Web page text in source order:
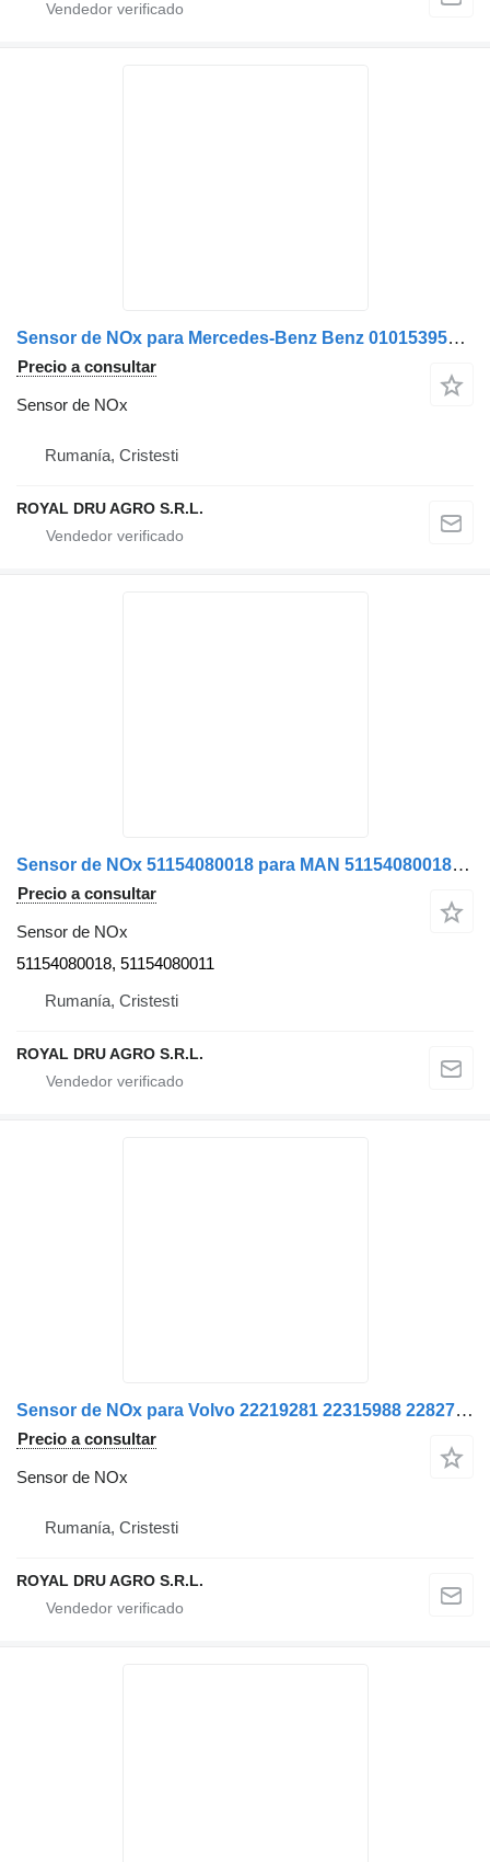
Sensor de NOx para Mercedes-Benz Benz 0101539528 / 0091530028 / A0091530028 / A0101539528 camión
Precio a consultar
Sensor de NOx
Rumanía, Cristesti
ROYAL DRU AGRO S.R.L.
Sensor de NOx 51154080018 para MAN 51154080018 / 51154080011 camión
Precio a consultar
Sensor de NOx
51154080018, 51154080011
Rumanía, Cristesti
ROYAL DRU AGRO S.R.L.
Sensor de NOx para Volvo 22219281 22315988 22827991 21531797 7422315988 7422219281 7422827991 85023779 85029779 camión
Precio a consultar
Sensor de NOx
Rumanía, Cristesti
ROYAL DRU AGRO S.R.L.